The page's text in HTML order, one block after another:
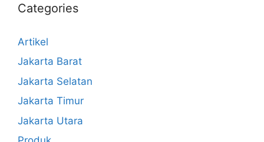
Categories
Artikel
Jakarta Barat
Jakarta Selatan
Jakarta Timur
Jakarta Utara